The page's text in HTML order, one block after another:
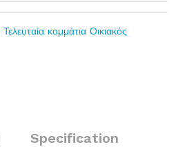
Τελευταία κομμάτια Οικιακός
Specification